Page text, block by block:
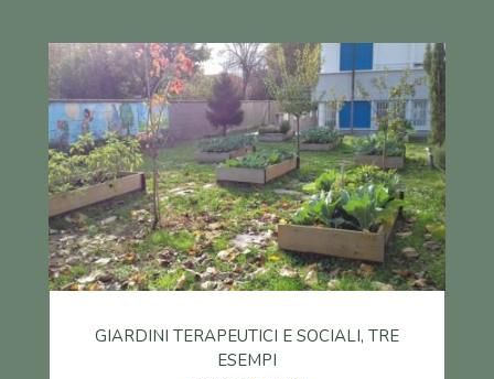
GIARDINI TERAPEUTICI E SOCIALI, TRE
ESEMPI